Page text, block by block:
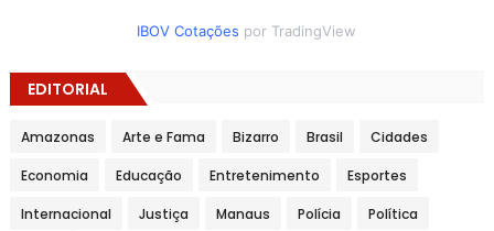
IBOV Cotações por TradingView
EDITORIAL
Amazonas Arte e Fama Bizarro Brasil Cidades
Economia Educação Entretenimento Esportes
Internacional Justiça Manaus Polícia Política